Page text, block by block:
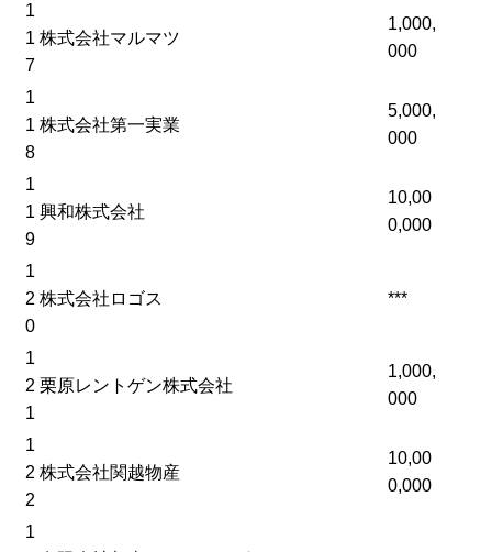
1
1
7
株式会社マルマツ
1,000,
000
1
1
8
株式会社第一実業
5,000,
000
1
1
9
興和株式会社
10,00
0,000
1
2
0
株式会社ロゴス ***
1
2
1
栗原レントゲン株式会社
1,000,
000
1
2
2
株式会社関越物産
10,00
0,000
1